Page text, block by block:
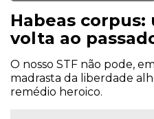
Habeas corpus:
volta ao
O nosso STF não pode,
madrasta da liberdade
remédio heroico.